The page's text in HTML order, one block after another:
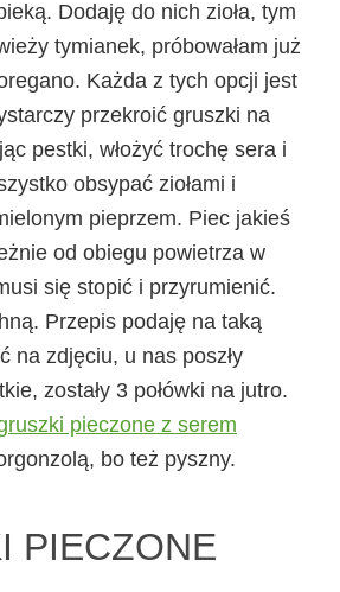
Dodaję do nich zioła, tym
tymianek, próbowałam już
Każda z tych opcji jest
przekroić gruszki na
pestki, włożyć trochę sera i
obsypać ziołami i
pieprzem. Piec jakieś
od obiegu powietrza w
się stopić i przyrumienić.
Przepis podaję na taką
na zdjęciu, u nas poszły
zostały 3 połówki na jutro.
pieczone z serem
bo też pyszny.
PIECZONE